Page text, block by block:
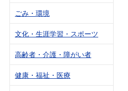
ごみ・環境
文化・生涯学習・スポーツ
高齢者・介護・障がい者
健康・福祉・医療